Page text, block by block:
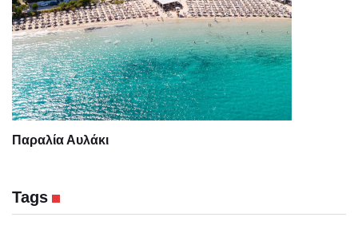
Παραλία Αυλάκι
Tags